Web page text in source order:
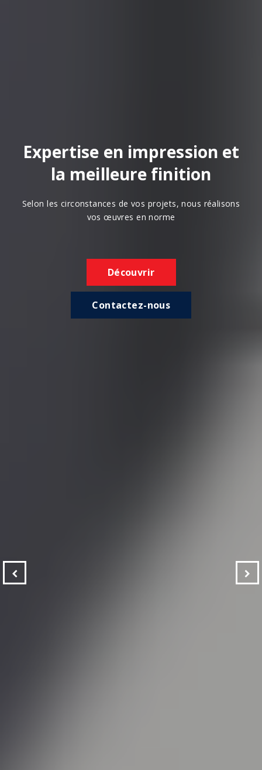
Expertise en impression et
la meilleure finition
Selon les circonstances de vos projets, nous réalisons
vos œuvres en norme
Découvrir
Contactez-nous